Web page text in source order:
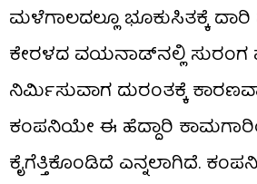
ಮಳೆಗಾಲದಲ್ಲೂ ಭೂಕುಸಿತಕ್ಕೆ
ಕೇರಳದ ವಯನಾಡ್‌ನಲ್ಲಿ ಸುರಂಗ
ನಿರ್ಮಿಸುವಾಗ ದುರಂತಕ್ಕೆ
ಕಂಪನಿಯೇ ಈ ಹೆದ್ದಾರಿ
ಕೈಗೆತ್ತಿಕೊಂಡಿದೆ ಎನ್ನಲಾಗಿದೆ.